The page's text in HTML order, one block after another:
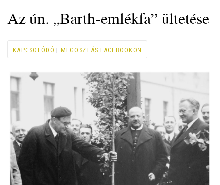
Az ún. „Barth-emlékfa” ültetése
KAPCSOLÓDÓ | MEGOSZTÁS FACEBOOKON